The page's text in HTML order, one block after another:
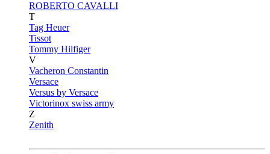
ROBERTO CAVALLI
T
Tag Heuer
Tissot
Tommy Hilfiger
V
Vacheron Constantin
Versace
Versus by Versace
Victorinox swiss army
Z
Zenith